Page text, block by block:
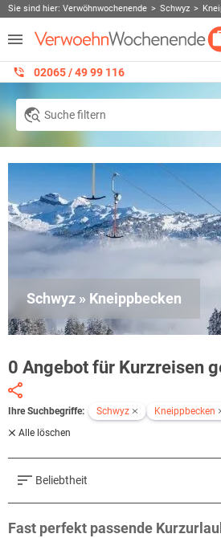
Sie sind hier: Verwöhnwochenende Schwyz
02065 / 49 ‌99 116
Suche filtern
Schwyz » Kneippbecken
0 Angebot für Kurzreisen
Ihre Suchbegriffe: Schwyz
Kneippbecken
Alle löschen
Beliebtheit
Fast perfekt passende